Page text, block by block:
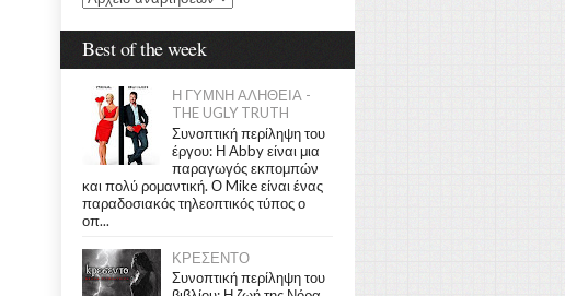
Best of the week
Η ΓΥΜΝΗ ΑΛΗΘΕΙΑ -
THE UGLY TRUTH
Συνοπτική περίληψη του
έργου: Η Abby είναι μια
παραγωγός εκπομπών
και πολύ ρομαντική. Ο Mike είναι ένας
παραδοσιακός τηλεοπτικός τύπος ο
οπ...
ΚΡΕΣΕΝΤΟ
Συνοπτική περίληψη του